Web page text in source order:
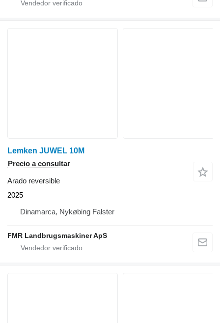
Lemken JUWEL 10M
Precio a consultar
Arado reversible
2025
Dinamarca, Nykøbing Falster
FMR Landbrugsmaskiner ApS